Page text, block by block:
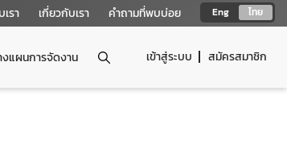
Eng ไทย
รา เกี่ยวกับเรา คำถามที่พบบ่อย
เข้าสู่ระบบ สมัครสมาชิก
งแผนการจัดงาน